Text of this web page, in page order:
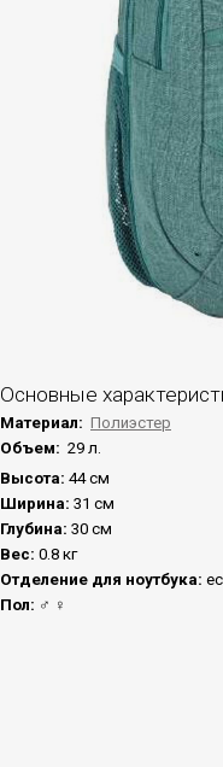
Основные
Материал: Полиэстер
Объем: 29 л.
Высота: 44 см
Ширина: 31 см
Глубина: 30 см
Вес: 0.8 кг
Отделение для ноутбука:
Пол: ♂ ♀